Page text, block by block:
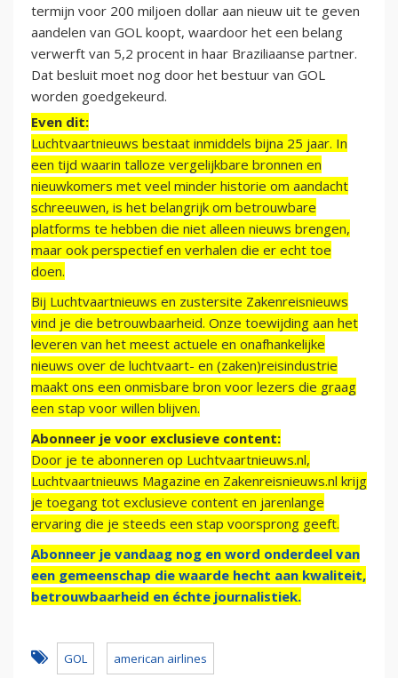
termijn voor 200 miljoen dollar aan nieuw uit te geven
aandelen van GOL koopt, waardoor het een belang
verwerft van 5,2 procent in haar Braziliaanse partner.
Dat besluit moet nog door het bestuur van GOL
worden goedgekeurd.
Even dit:
Luchtvaartnieuws bestaat inmiddels bijna 25 jaar. In
een tijd waarin talloze vergelijkbare bronnen en
nieuwkomers met veel minder historie om aandacht
schreeuwen, is het belangrijk om betrouwbare
platforms te hebben die niet alleen nieuws brengen,
maar ook perspectief en verhalen die er echt toe
doen.
Bij Luchtvaartnieuws en zustersite Zakenreisnieuws
vind je die betrouwbaarheid. Onze toewijding aan het
leveren van het meest actuele en onafhankelijke
nieuws over de luchtvaart- en (zaken)reisindustrie
maakt ons een onmisbare bron voor lezers die graag
een stap voor willen blijven.
Abonneer je voor exclusieve content:
Door je te abonneren op Luchtvaartnieuws.nl,
Luchtvaartnieuws Magazine en Zakenreisnieuws.nl krijg
je toegang tot exclusieve content en jarenlange
ervaring die je steeds een stap voorsprong geeft.
Abonneer je vandaag nog en word onderdeel van
een gemeenschap die waarde hecht aan kwaliteit,
betrouwbaarheid en échte journalistiek.
GOL american airlines